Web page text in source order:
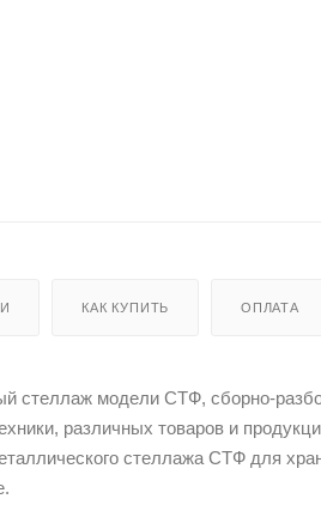
КАК КУПИТЬ ОПЛАТА
стеллаж модели СТФ, сборно-
различных товаров и
стеллажа СТФ для